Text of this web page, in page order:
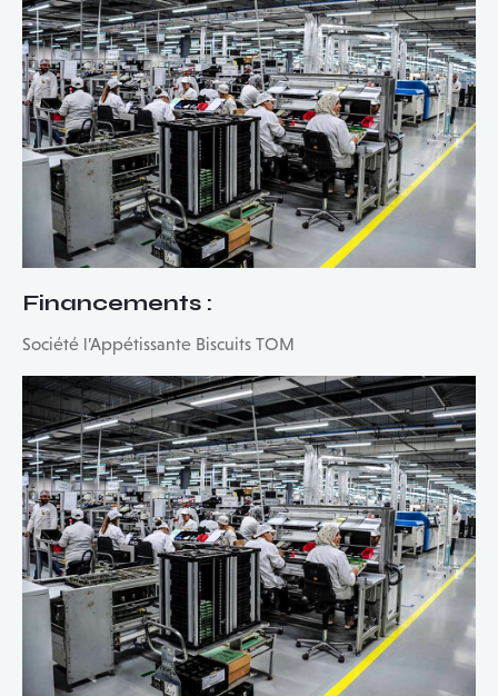
Financements :
Société l’Appétissante Biscuits TOM